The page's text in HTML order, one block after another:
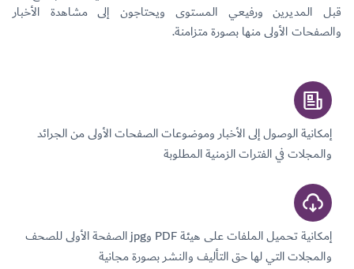
قبل المديرين ورفيعي المستوى ويحتاجون إلى مشاهدة الأخبار
والصفحات الأولى منها بصورة متزامنة.
إمكانية الوصول إلى الأخبار وموضوعات الصفحات الأولى من الجرائد
والمجلات في الفترات الزمنية المطلوبة
إمكانية تحميل الملفات على هيئة PDF وjpg الصفحة الأولى للصحف
والمجلات التي لها حق التأليف والنشر بصورة مجانية